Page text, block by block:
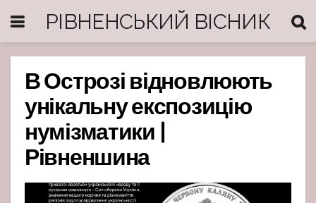
РІВНЕНСЬКИЙ ВІСНИК
В Острозі відновлюють
унікальну експозицію
нумізматики |
Рівненшина